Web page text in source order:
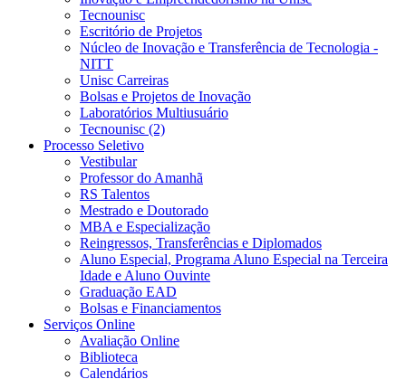
Tecnounisc
Escritório de Projetos
Núcleo de Inovação e Transferência de Tecnologia -
NITT
Unisc Carreiras
Bolsas e Projetos de Inovação
Laboratórios Multiusuário
Tecnounisc (2)
Processo Seletivo
Vestibular
Professor do Amanhã
RS Talentos
Mestrado e Doutorado
MBA e Especialização
Reingressos, Transferências e Diplomados
Aluno Especial, Programa Aluno Especial na Terceira
Idade e Aluno Ouvinte
Graduação EAD
Bolsas e Financiamentos
Serviços Online
Avaliação Online
Biblioteca
Calendários